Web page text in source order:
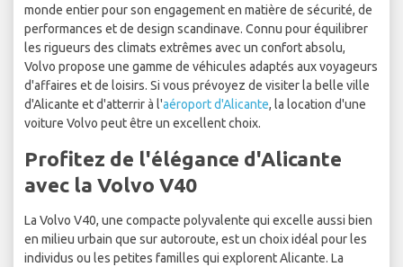
monde entier pour son engagement en matière de sécurité, de
performances et de design scandinave. Connu pour équilibrer
les rigueurs des climats extrêmes avec un confort absolu,
Volvo propose une gamme de véhicules adaptés aux voyageurs
d'affaires et de loisirs. Si vous prévoyez de visiter la belle ville
d'Alicante et d'atterrir à l'aéroport d'Alicante, la location d'une
voiture Volvo peut être un excellent choix.
Profitez de l'élégance d'Alicante
avec la Volvo V40
La Volvo V40, une compacte polyvalente qui excelle aussi bien
en milieu urbain que sur autoroute, est un choix idéal pour les
individus ou les petites familles qui explorent Alicante. La